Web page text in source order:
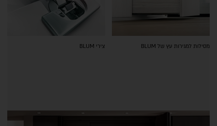
מסילות למגירות עץ של BLUM צירי BLUM